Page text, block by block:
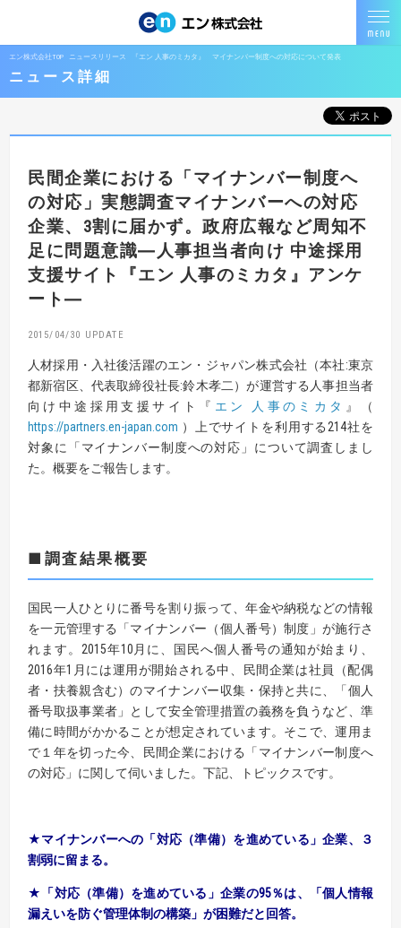
エン株式会社TOP ニュースリリース 『エン 人事のミカタ』 マイナンバー制度への対応について発表
ニュース詳細
民間企業における「マイナンバー制度へ
の対応」実態調査マイナンバーへの対応
企業、3割に届かず。政府広報など周知不
足に問題意識―人事担当者向け 中途採用
支援サイト『エン 人事のミカタ』アンケ
ート―
2015/04/30
人材採用・入社後活躍のエン・ジャパン株式会社（本社:東京
都新宿区、代表取締役社長:鈴木孝二）が運営する人事担当者
向け中途採用支援サイト『 エン 人事のミカタ 』（
https://partners.en-japan.com ）上でサイトを利用する214社を
対象に「マイナンバー制度への対応」について調査しまし
た。概要をご報告します。
■調査結果概要
国民一人ひとりに番号を割り振って、年金や納税などの情報
を一元管理する「マイナンバー（個人番号）制度」が施行さ
れます。2015年10月に、国民へ個人番号の通知が始まり、
2016年1月には運用が開始される中、民間企業は社員（配偶
者・扶養親含む）のマイナンバー収集・保持と共に、「個人
番号取扱事業者」として安全管理措置の義務を負うなど、準
備に時間がかかることが想定されています。そこで、運用ま
で１年を切った今、民間企業における「マイナンバー制度へ
の対応」に関して伺いました。下記、トピックスです。
★マイナンバーへの「対応（準備）を進めている」企業、３
割弱に留まる。
★「対応（準備）を進めている」企業の95％は、
「個人情報
漏えいを防ぐ管理体制の構築」が困難だと回答。